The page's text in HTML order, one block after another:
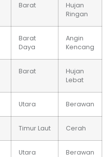
Barat
Hujan
Ringan
Barat
Daya
Angin
Kencang
Barat
Hujan
Lebat
Utara Berawan
Timur Laut Cerah
Utara Berawan